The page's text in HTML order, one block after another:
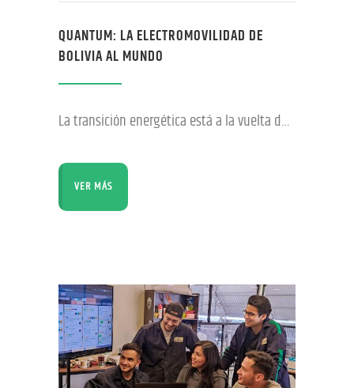
QUANTUM: LA ELECTROMOVILIDAD DE
BOLIVIA AL MUNDO
La transición energética está a la vuelta de la esquina y el gran desafío de nuestro tiempo es prepararnos para ese cambio. Es aquí precisamente que Industrias Quantum Motors S.A. dice presente, avizorando una nueva era que se aproxima a pasos agigantados. La energía podrá ser generada, almacenada y utilizada de múltiples maneras y, para
VER MÁS